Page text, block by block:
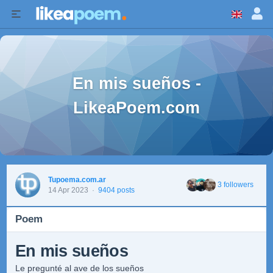
En mis sueños -
LikeaPoem.com
Tupoema.com.ar
14 Apr 2023 · 9404 posts
3 followers
Poem
En mis sueños
Le pregunté al ave de los sueños